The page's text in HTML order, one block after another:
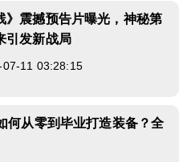
》震撼预告片曝光，神秘第
引发新战局
07-11 03:28:15
何从零到毕业打造装备？全